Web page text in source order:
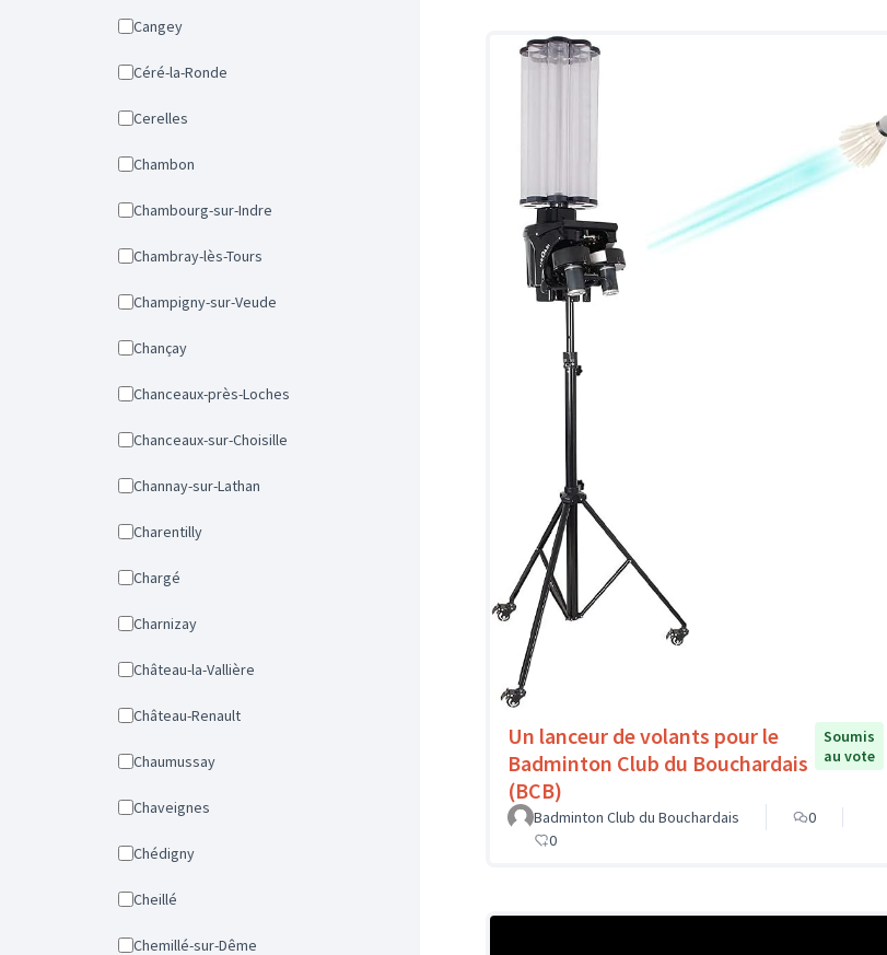
Cangey
Céré-la-Ronde
Cerelles
Chambon
Chambourg-sur-Indre
Chambray-lès-Tours
Champigny-sur-Veude
Chançay
Chanceaux-près-Loches
Chanceaux-sur-Choisille
Channay-sur-Lathan
Charentilly
Chargé
Charnizay
Château-la-Vallière
Château-Renault
Chaumussay
Chaveignes
Chédigny
Cheillé
Chemillé-sur-Dême
Un lanceur de volants pour le
Badminton Club du Bouchardais
(BCB)
Soumis
au vote
Badminton Club du Bouchardais
0
0